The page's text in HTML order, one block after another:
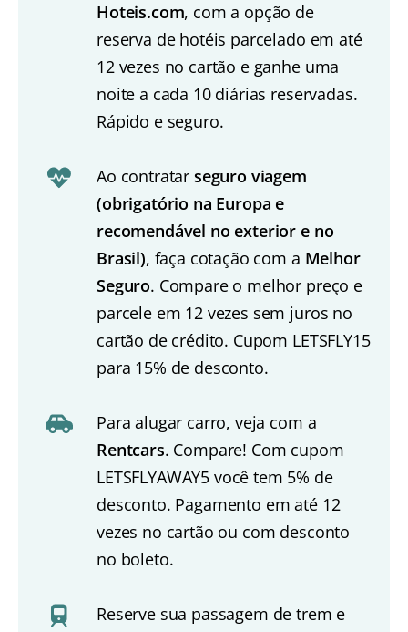
Hoteis.com, com a opção de
reserva de hotéis parcelado em até
12 vezes no cartão e ganhe uma
noite a cada 10 diárias reservadas.
Rápido e seguro.
Ao contratar seguro viagem
(obrigatório na Europa e
recomendável no exterior e no
Brasil), faça cotação com a Melhor
Seguro. Compare o melhor preço e
parcele em 12 vezes sem juros no
cartão de crédito. Cupom LETSFLY15
para 15% de desconto.
Para alugar carro, veja com a
Rentcars. Compare! Com cupom
LETSFLYAWAY5 você tem 5% de
desconto. Pagamento em até 12
vezes no cartão ou com desconto
no boleto.
Reserve sua passagem de trem e